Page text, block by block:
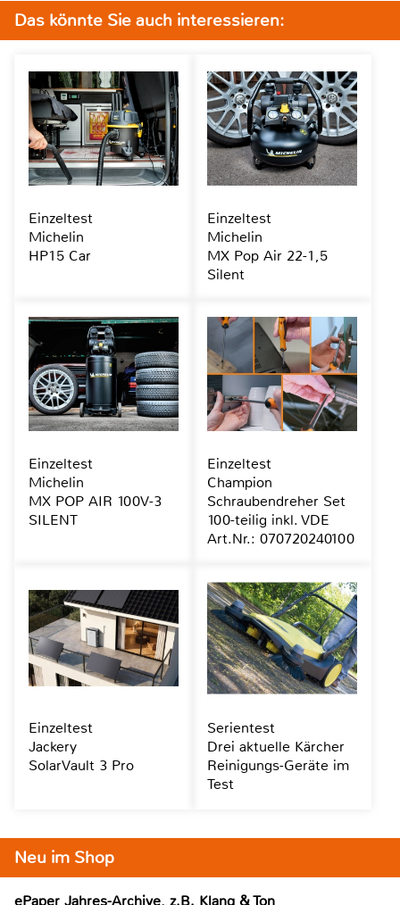
Neu im Shop
ePaper Jahres-Archive, z.B. Klang & Ton
Das könnte Sie auch interessieren:
Einzeltest
Michelin
HP15 Car
Einzeltest
Michelin
MX Pop Air 22-1,5
Silent
Einzeltest
Michelin
MX POP AIR 100V-3
SILENT
Einzeltest
Champion
Schraubendreher Set
100-teilig inkl. VDE
Art.Nr.: 070720240100
Einzeltest
Jackery
SolarVault 3 Pro
Serientest
Drei aktuelle Kärcher
Reinigungs-Geräte im
Test